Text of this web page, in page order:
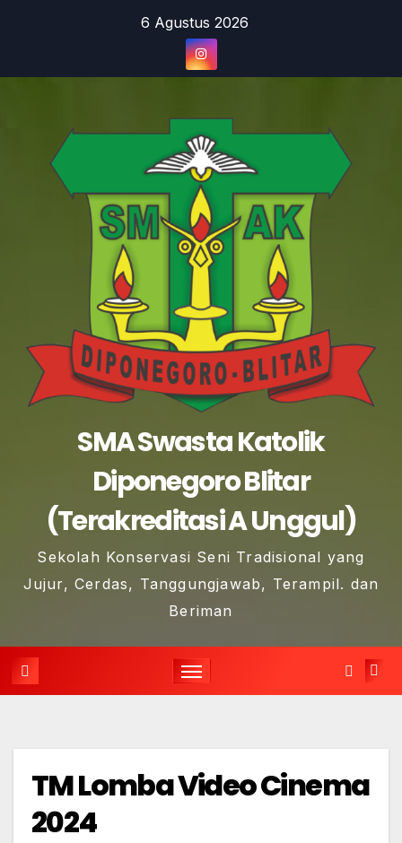
6 Agustus 2026
SMA Swasta Katolik
Diponegoro Blitar
(Terakreditasi A Unggul)
Sekolah Konservasi Seni Tradisional yang
Jujur, Cerdas, Tanggungjawab, Terampil. dan
Beriman
TM Lomba Video Cinema
2024